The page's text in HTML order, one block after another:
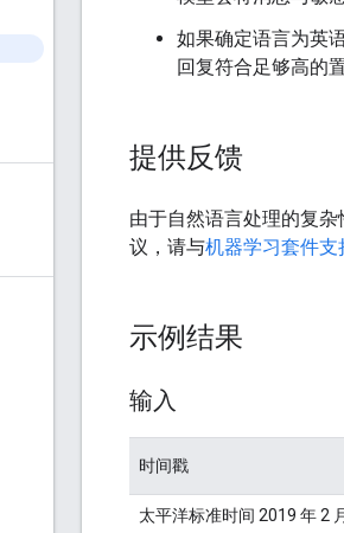
如果确定语言为英
回复符合足够高的
提供反馈
由于自然语言处理的复
议，请与机器学习套件支
示例结果
输入
时间戳
太平洋标准时间 2019 年 2